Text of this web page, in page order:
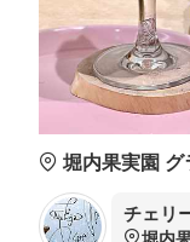
堀内果実園 グ
チェリ
堀内